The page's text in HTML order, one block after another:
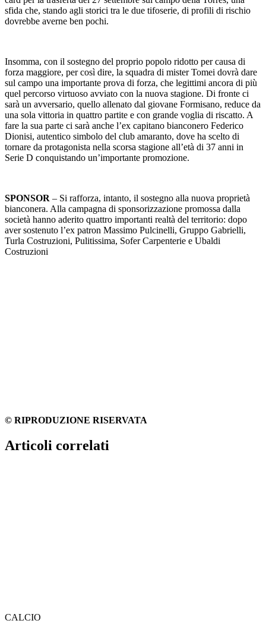
sfida che, stando agli storici tra le due tifoserie, di profili di rischio
dovrebbe averne ben pochi.
Insomma, con il sostegno del proprio popolo ridotto per causa di
forza maggiore, per così dire, la squadra di mister Tomei dovrà dare
sul campo una importante prova di forza, che legittimi ancora di più
quel percorso virtuoso avviato con la nuova stagione. Di fronte ci
sarà un avversario, quello allenato dal giovane Formisano, reduce da
una sola vittoria in quattro partite e con grande voglia di riscatto. A
fare la sua parte ci sarà anche l’ex capitano bianconero Federico
Dionisi, autentico simbolo del club amaranto, dove ha scelto di
tornare da protagonista nella scorsa stagione all’età di 37 anni in
Serie D conquistando un’importante promozione.
SPONSOR – Si rafforza, intanto, il sostegno alla nuova proprietà
bianconera. Alla campagna di sponsorizzazione promossa dalla
società hanno aderito quattro importanti realtà del territorio: dopo
aver sostenuto l’ex patron Massimo Pulcinelli, Gruppo Gabrielli,
Turla Costruzioni, Pulitissima, Sofer Carpenterie e Ubaldi
Costruzioni
© RIPRODUZIONE RISERVATA
Articoli correlati
CALCIO